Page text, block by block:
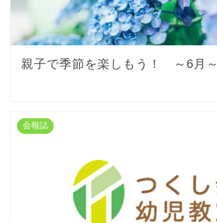
親子で季節を楽しもう！ ～6月～
会報誌